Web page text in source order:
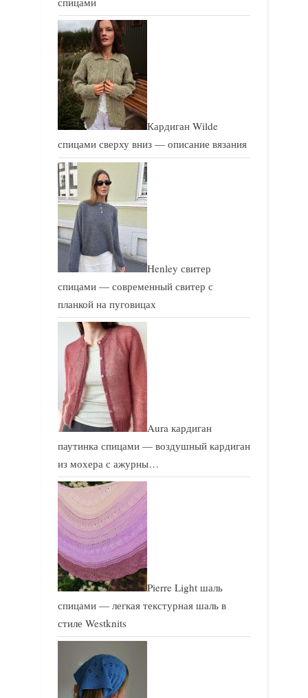
Кардиган Wilde
спицами сверху вниз — описание вязания
Henley свитер
спицами — современный свитер с
планкой на пуговицах
Aura кардиган
паутинка спицами — воздушный кардиган
из мохера с ажурны…
Pierre Light шаль
спицами — легкая текстурная шаль в
стиле Westknits